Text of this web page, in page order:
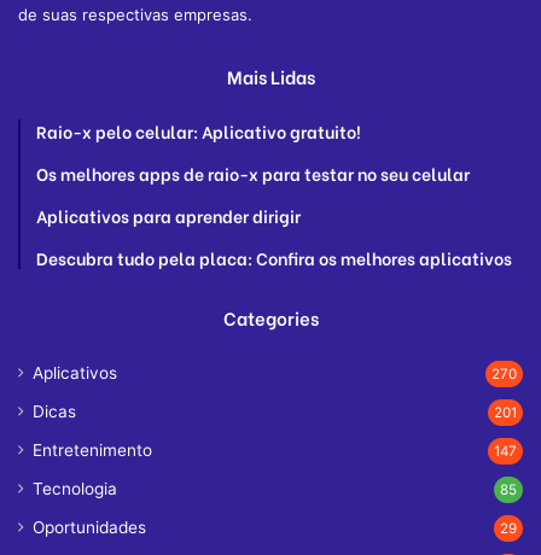
de suas respectivas empresas.
Mais Lidas
Raio-x pelo celular: Aplicativo gratuito!
Os melhores apps de raio-x para testar no seu celular
Aplicativos para aprender dirigir
Descubra tudo pela placa: Confira os melhores aplicativos
Categories
Aplicativos 270
Dicas 201
Entretenimento 147
Tecnologia 85
Oportunidades 29